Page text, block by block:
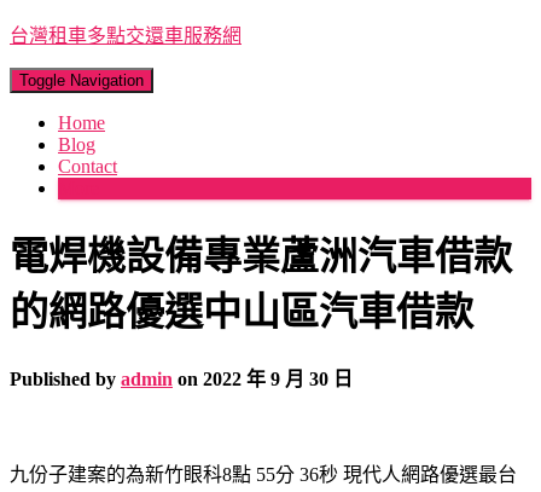
台灣租車多點交還車服務網
Toggle Navigation
Home
Blog
Contact
電焊機設備專業蘆洲汽車借款
的網路優選中山區汽車借款
Published by admin on 2022 年 9 月 30 日
九份子建案的為新竹眼科8點 55分 36秒 現代人網路優選最台